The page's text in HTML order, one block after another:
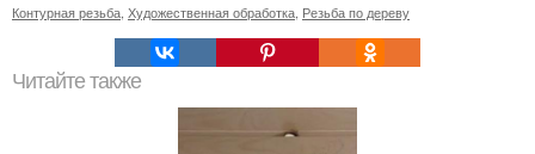
Контурная резьба Художественная обработка Резьба по дереву
Читайте также